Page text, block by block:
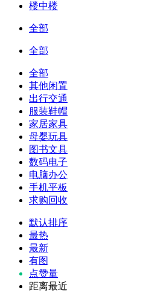
楼中楼
全部
全部
全部
其他闲置
出行交通
服装鞋帽
家居家具
母婴玩具
图书文具
数码电子
电脑办公
手机平板
求购回收
默认排序
最热
最新
有图
点赞量
距离最近